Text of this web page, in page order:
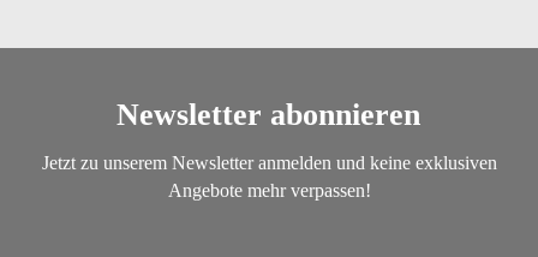
Newsletter abonnieren
Jetzt zu unserem Newsletter anmelden und keine exklusiven
Angebote mehr verpassen!